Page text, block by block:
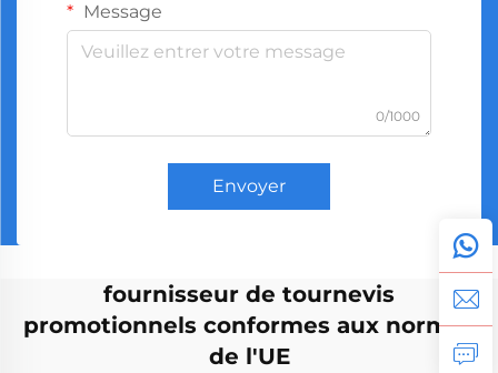
Message
0/1000
Envoyer
fournisseur de tournevis
promotionnels conformes aux normes
de l'UE